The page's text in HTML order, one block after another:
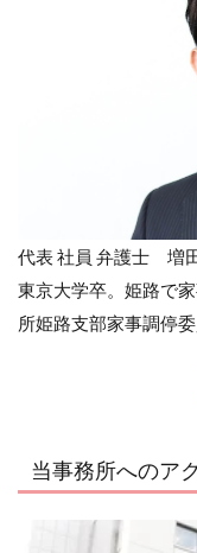
代表 社員 弁護士 増
東京大学卒。姫路で
所姫路支部家事調停委
当事務所へのア